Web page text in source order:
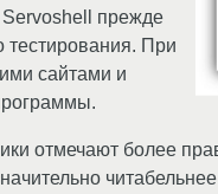
Servoshell прежде
тестирования. При
сайтами и
отмечают более